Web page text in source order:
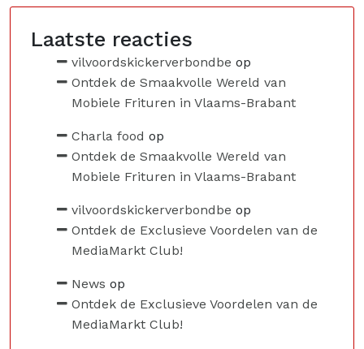
Laatste reacties
vilvoordskickerverbondbe op
Ontdek de Smaakvolle Wereld van
Mobiele Frituren in Vlaams-Brabant
Charla food op
Ontdek de Smaakvolle Wereld van
Mobiele Frituren in Vlaams-Brabant
vilvoordskickerverbondbe op
Ontdek de Exclusieve Voordelen van de
MediaMarkt Club!
News op
Ontdek de Exclusieve Voordelen van de
MediaMarkt Club!